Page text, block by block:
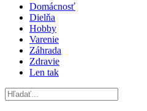
Domácnosť
Dielňa
Hobby
Varenie
Záhrada
Zdravie
Len tak